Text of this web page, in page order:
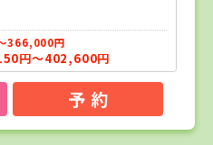
366,000円
円～402,600円
予 約